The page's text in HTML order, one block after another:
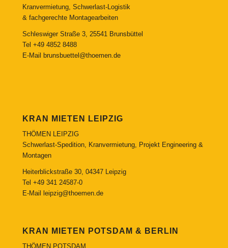
Kranvermietung, Schwerlast-Logistik
& fachgerechte Montagearbeiten
Schleswiger Straße 3, 25541 Brunsbüttel
Tel +49 4852 8488
E-Mail
brunsbuettel@thoemen.de
KRAN MIETEN LEIPZIG
THÖMEN LEIPZIG
Schwerlast-Spedition, Kranvermietung, Projekt Engineering &
Montagen
Heiterblickstraße 30, 04347 Leipzig
Tel +49 341 24587-0
E-Mail
leipzig@thoemen.de
KRAN MIETEN POTSDAM & BERLIN
THÖMEN POTSDAM